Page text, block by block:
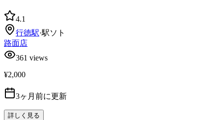
4.1
行徳駅·駅ソト
路面店
361 views
¥2,000
3ヶ月前に更新
詳しく見る